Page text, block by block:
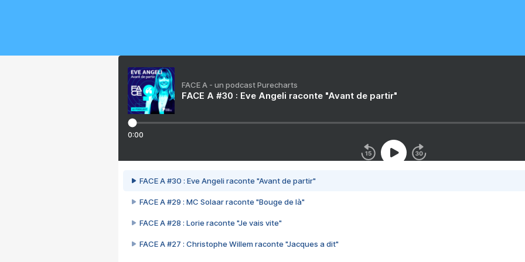
FACE A - un podcast Purecharts
FACE A #30 : Eve Angeli raconte "Avant de partir"
0:00
FACE A #30 : Eve Angeli raconte "Avant de partir"
FACE A #29 : MC Solaar raconte "Bouge de là"
FACE A #28 : Lorie raconte "Je vais vite"
FACE A #27 : Christophe Willem raconte "Jacques a dit"